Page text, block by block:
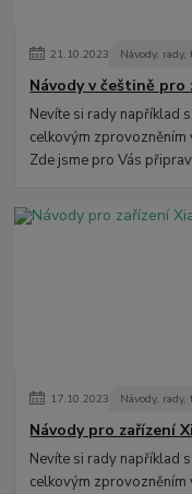
21.10.2023 Návody, rady,
Návody v češtině pro
Nevíte si rady například
celkovým zprovozněním
Zde jsme pro Vás
17.10.2023 Návody, rady,
Návody pro zařízení
Nevíte si rady například
celkovým zprovozněním